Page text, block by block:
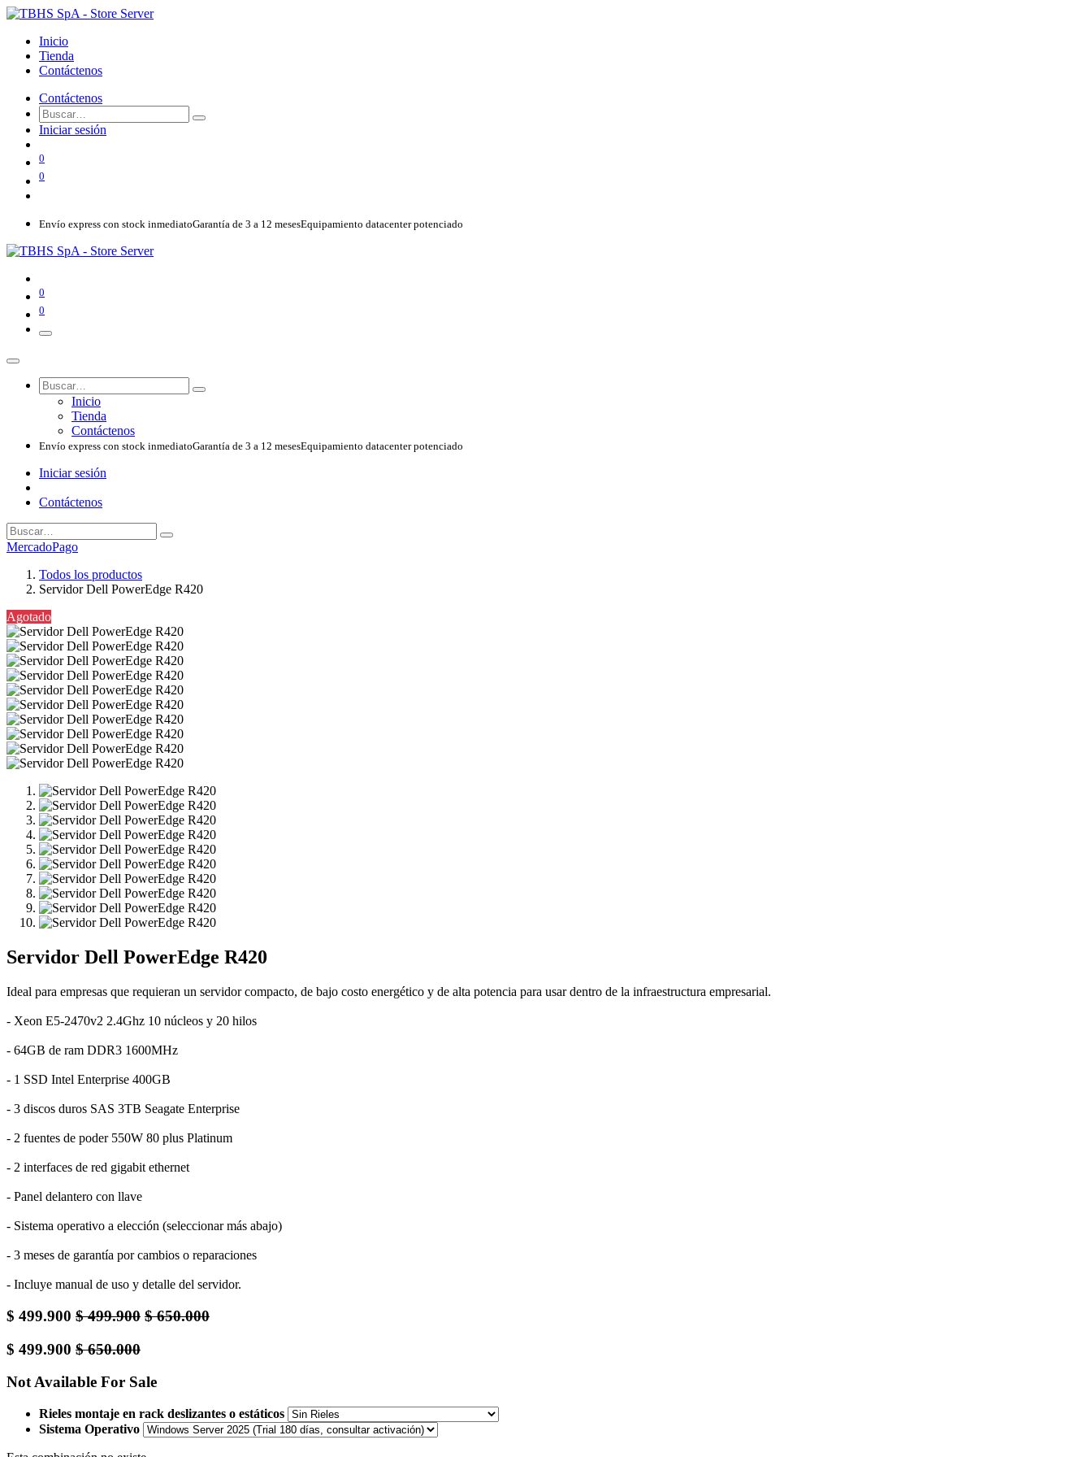
Inicio
Tienda
Contáctenos
Contáctenos
Iniciar sesión
0
0
Envío express con stock inmediatoGarantía de 3 a 12 mesesEquipamiento datacenter potenciado
0
0
Inicio
Tienda
Contáctenos
Envío express con stock inmediatoGarantía de 3 a 12 mesesEquipamiento datacenter potenciado
Iniciar sesión
Contáctenos
MercadoPago
Todos los productos
Servidor Dell PowerEdge R420
Agotado
Servidor Dell PowerEdge R420
Ideal para empresas que requieran un servidor compacto, de bajo costo energético y de alta potencia para usar dentro de la infraestructura empresarial.
- Xeon E5-2470v2 2.4Ghz 10 núcleos y 20 hilos
- 64GB de ram DDR3 1600MHz
- 1 SSD Intel Enterprise 400GB
- 3 discos duros SAS 3TB Seagate Enterprise
- 2 fuentes de poder 550W 80 plus Platinum
- 2 interfaces de red gigabit ethernet
- Panel delantero con llave
- Sistema operativo a elección (seleccionar más abajo)
- 3 meses de garantía por cambios o reparaciones
- Incluye manual de uso y detalle del servidor.
$ 499.900 $499.900 $650.000
$ 499.900 $650.000
Not Available For Sale
Rieles montaje en rack deslizantes o estáticos
Sistema Operativo